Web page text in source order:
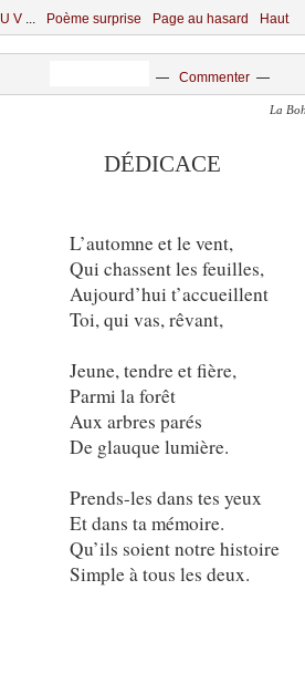
U V ... Poème surprise Page au hasard Haut
— Commenter—
La
DÉDICACE
L’automne et le vent,
Qui chassent les feuilles,
Aujourd’hui t’accueillent
Toi, qui vas, rêvant,
Jeune, tendre et fière,
Parmi la forêt
Aux arbres parés
De glauque lumière.
Prends-les dans tes yeux
Et dans ta mémoire.
Qu’ils soient notre histoire
Simple à tous les deux.